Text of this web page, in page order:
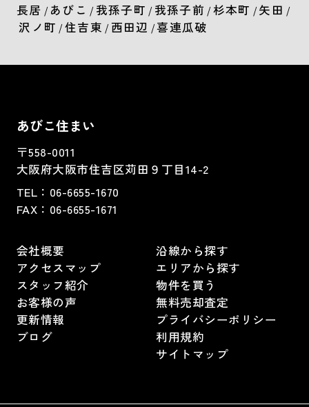
長居 / あびこ / 我孫子町 / 我孫子前 / 杉本町 / 矢田 /
沢ノ町 / 住吉東 / 西田辺 /喜連瓜破
あびこ住まい
〒558-0011
大阪府大阪市住吉区苅田９丁目14-2
TEL： 06-6655-1670
FAX： 06-6655-1671
会社概要
アクセスマップ
スタッフ紹介
お客様の声
更新情報
ブログ
沿線から探す
エリアから探す
物件を買う
無料売却査定
プライバシーポリシー
利用規約
サイトマップ